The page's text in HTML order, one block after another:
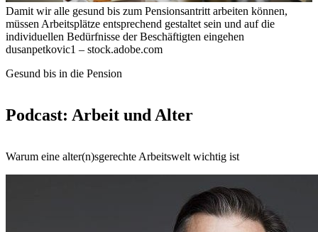
Damit wir alle gesund bis zum Pensionsantritt arbeiten können,
müssen Arbeitsplätze entsprechend gestaltet sein und auf die
individuellen Bedürfnisse der Beschäftigten eingehen
dusanpetkovic1 – stock.adobe.com
Gesund bis in die Pension
Podcast: Arbeit und Alter
Warum eine alter(n)sgerechte Arbeitswelt wichtig ist